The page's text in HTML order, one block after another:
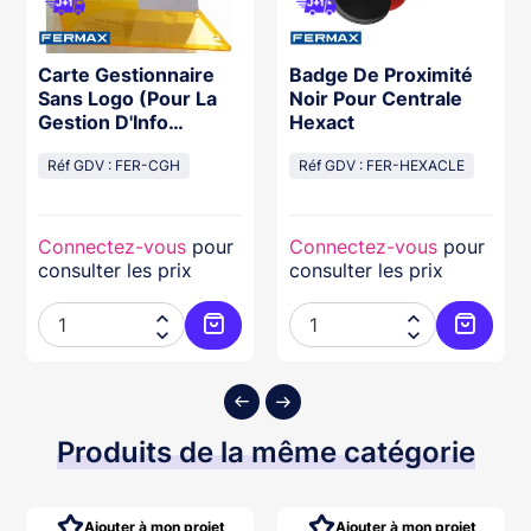
au panier
Carte Gestionnaire
Sans Logo (Pour La
Gestion D'Info
Administrateur)
Réf GDV : FER-CGH
Connectez-vous pour
consulter les prix


Ajouter au panier
Badge De Proximité
Noir Pour Centrale
Hexact
Réf GDV : FER-HEXACLE
Connectez-vous pour
consulter les prix


Produits de la même catégorie
Ajouter à mon projet Ajouter à mon projet